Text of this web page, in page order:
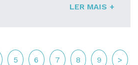
LER MAIS +
5 6 7 8 9 >